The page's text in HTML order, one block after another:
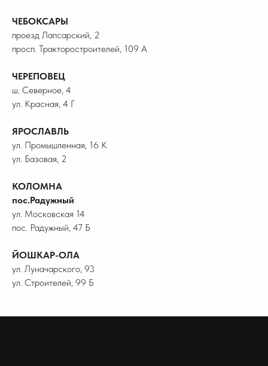
ЧЕБОКСАРЫ
проезд Лапсарский, 2
просп. Тракторостроителей, 109 А
ЧЕРЕПОВЕЦ
ш. Северное, 4
ул. Красная, 4 Г
ЯРОСЛАВЛЬ
ул. Промышленная, 16 К
ул. Базовая, 2
КОЛОМНА
пос.Радужный
ул. Московская 14
пос. Радужный, 47 Б
ЙОШКАР-ОЛА
ул. Луначарского, 93
ул. Строителей, 99 Б